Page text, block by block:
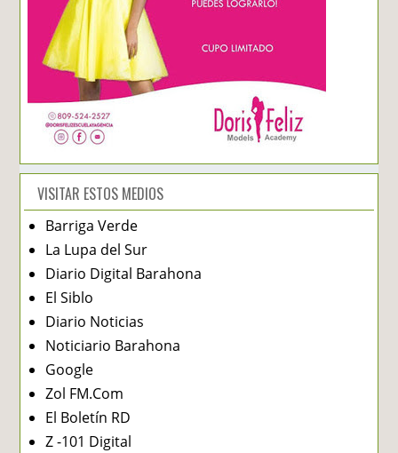
VISITAR ESTOS MEDIOS
Barriga Verde
La Lupa del Sur
Diario Digital Barahona
El Siblo
Diario Noticias
Noticiario Barahona
Google
Zol FM.Com
El Boletín RD
Z -101 Digital